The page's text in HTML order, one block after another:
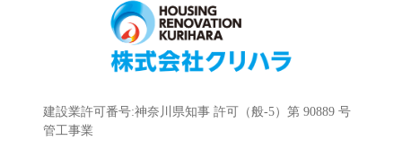
建設業許可番号:神奈川県知事 許可（般-5）第 90889 号
管工事業